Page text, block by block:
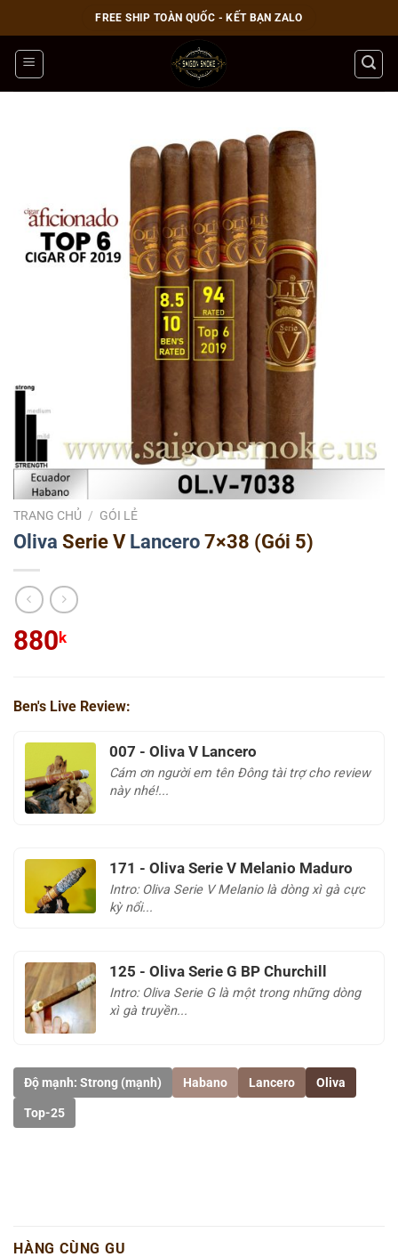
qua
nội
dung
FREE SHIP TOÀN QUỐC - KẾT BẠN ZALO
TRANG CHỦ / GÓI LẺ
Oliva Serie VLancero7×38 (Gói 5)
880 k
Ben's Live Review:
007 - Oliva V Lancero
Cám ơn người em tên Đông tài trợ cho review
này nhé!...
171 - Oliva Serie V Melanio Maduro
Intro: Oliva Serie V Melanio là dòng xì gà cực
kỳ nổi...
125 - Oliva Serie G BP Churchill
Intro: Oliva Serie G là một trong những dòng
xì gà truyền...
Độ mạnh: Strong (mạnh) Habano Lancero Oliva
Top-25
HÀNG CÙNG GU